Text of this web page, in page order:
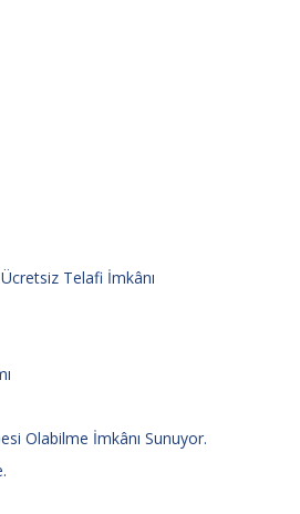
Telafi İmkânı
Olabilme İmkânı Sunuyor.